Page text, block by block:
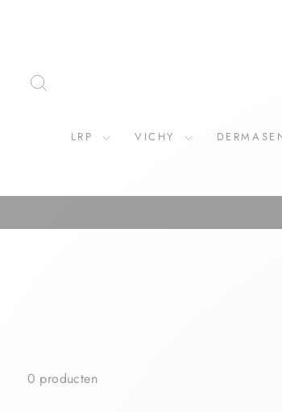
LRP VICHY
0 producten